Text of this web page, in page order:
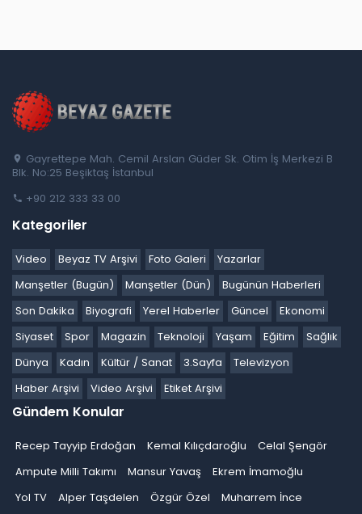
Gayrettepe Mah. Cemil Arslan Güder Sk. Otim İş Merkezi B
Blk. No:25 Beşiktaş İstanbul
+90 212 333 33 00
Kategoriler
Video Beyaz TV Arşivi Foto Galeri
Yazarlar
Manşetler (Bugün)
Manşetler (Dün)
Bugünün Haberleri
Son Dakika
Biyografi Yerel Haberler Güncel
Ekonomi
Siyaset
Spor Magazin Teknoloji Yaşam Eğitim
Sağlık
Dünya
Kadın Kültür / Sanat 3.Sayfa
Televizyon
Haber Arşivi
Video Arşivi Etiket Arşivi
Gündem Konular
Recep Tayyip Erdoğan Kemal Kılıçdaroğlu
Celal Şengör
Ampute Milli Takımı
Mansur Yavaş
Ekrem İmamoğlu
Yol TV
Alper Taşdelen Özgür Özel
Muharrem İnce